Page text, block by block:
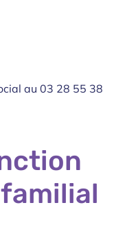
au 03 28 55 38